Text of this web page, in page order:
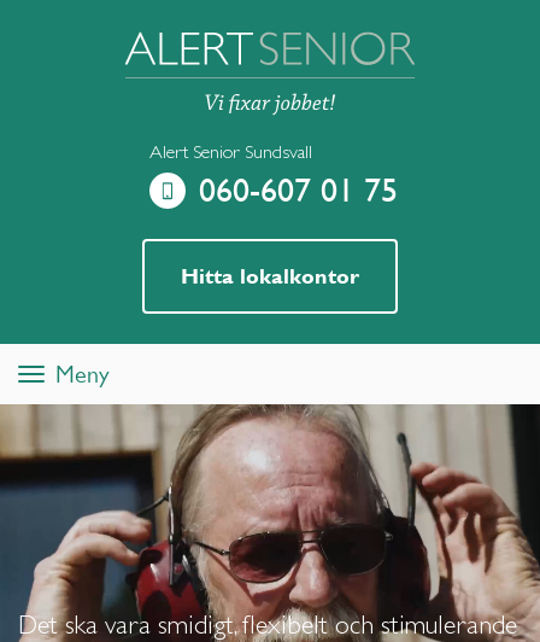
Alert Senior Sundsvall
060-607 01 75
Hitta lokalkontor
ToggleMeny
Det ska vara smidigt, flexibelt och stimulerande